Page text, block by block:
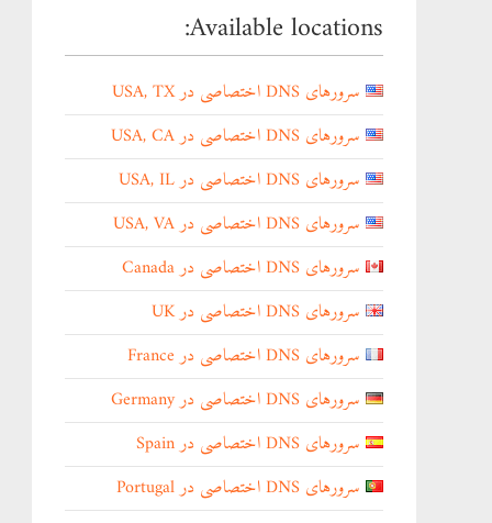
Available locations:
سرورهای DNS اختصاصی در USA, TX
سرورهای DNS اختصاصی در USA, CA
سرورهای DNS اختصاصی در USA, IL
سرورهای DNS اختصاصی در USA, VA
سرورهای DNS اختصاصی در Canada
سرورهای DNS اختصاصی در UK
سرورهای DNS اختصاصی در France
سرورهای DNS اختصاصی در Germany
سرورهای DNS اختصاصی در Spain
سرورهای DNS اختصاصی در Portugal